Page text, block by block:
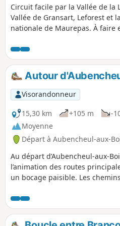
Circuit facile par la Vallée de la
Vallée de Gransart, Leforest et
nationale de Maurepas. À faire
Autour
Visorandonneur
15,30 km
+105 m -
Moyenne
Départ à Aubencheul-aux-
Au départ d’Aubencheul-aux-
l’animation des routes
un bocage paisible. Les
à redécouvrir le rythme de la
Gouy, vous croiserez des
secrets où le chant des oiseaux